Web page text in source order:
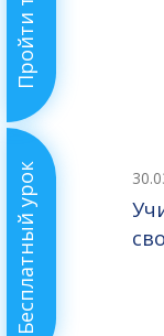
Бесплатный урок
Пройти тест